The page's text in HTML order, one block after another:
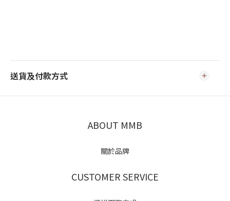
送貨及付款方式
ABOUT MMB
關於品牌
CUSTOMER SERVICE